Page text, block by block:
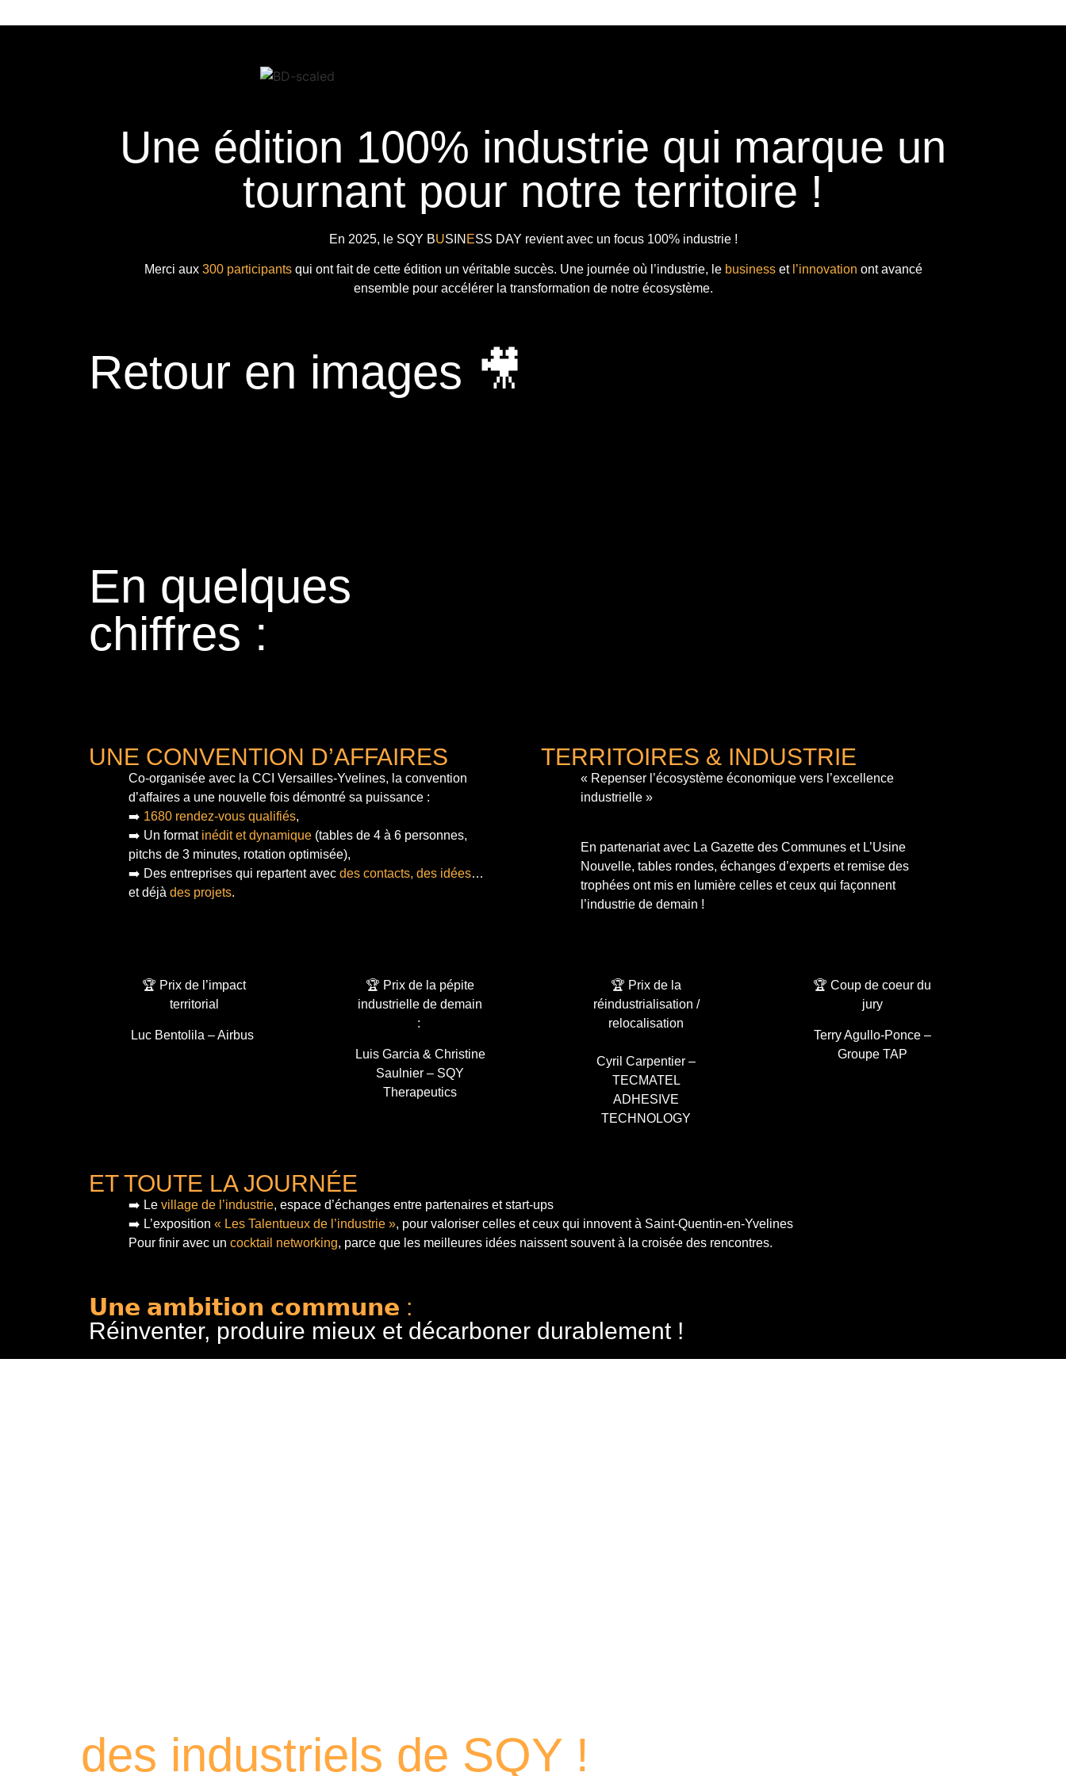
Une édition 100% industrie qui marque un
tournant pour notre territoire !
En 2025, le SQY BUSIN ESS DAY revient avec un focus 100% industrie !
Merci aux 300 participantsqui ont fait de cette édition un véritable succès. Une journée où l’industrie, le businesset l’innovation ont avancé
ensemble pour accélérer la transformation de notre écosystème.
Retour en images 🎥
En quelques
chiffres :
UNE CONVENTION D’AFFAIRES
Co-organisée avec la CCI Versailles-Yvelines, la convention
d’affaires a une nouvelle fois démontré sa puissance :
➡️ 1680 rendez-vous qualifiés,
➡️ Un format inédit et dynamique (tables de 4 à 6 personnes,
pitchs de 3 minutes, rotation optimisée),
➡️ Des entreprises qui repartent avec des contacts, des idées…
et déjà des projets.
TERRITOIRES & INDUSTRIE
« Repenser l’écosystème économique vers l’excellence
industrielle »
En partenariat avec La Gazette des Communes et L’Usine
Nouvelle, tables rondes, échanges d’experts et remise des
trophées ont mis en lumière celles et ceux qui façonnent
l’industrie de demain !
🏆 Prix de l’impact
territorial
Luc Bentolila – Airbus
🏆 Prix de la pépite
industrielle de demain
:
Luis Garcia & Christine
Saulnier – SQY
Therapeutics
🏆 Prix de la
réindustrialisation /
relocalisation
Cyril Carpentier –
TECMATEL
ADHESIVE
TECHNOLOGY
🏆 Coup de coeur du
jury
Terry Agullo-Ponce –
Groupe TAP
ET TOUTE LA JOURNÉE
➡️ Le village de l’industrie, espace d’échanges entre partenaires et start-ups
➡️ L’exposition « Les Talentueux de l’industrie », pour valoriser celles et ceux qui innovent à Saint-Quentin-en-Yvelines
Pour finir avec un cocktail networking, parce que les meilleures idées naissent souvent à la croisée des rencontres.
𝗨𝗻𝗲 𝗮𝗺𝗯𝗶𝘁𝗶𝗼𝗻 𝗰𝗼𝗺𝗺𝘂𝗻𝗲 :
Réinventer, produire mieux et décarboner durablement !
des industriels de SQY !